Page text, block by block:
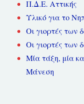
Π.Δ.Ε. Αττικής
Υλικό για το
Οι γιορτές των
Οι γιορτές των
Μία τάξη, μία
Μάνεση